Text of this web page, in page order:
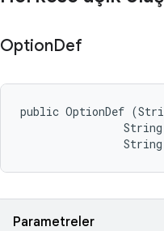
OptionDef
public OptionDef
Parametreler